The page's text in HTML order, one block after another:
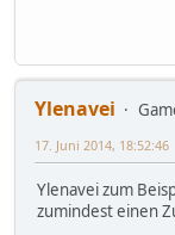
Ylenavei
17. Juni 2014, 18:52:46
Ylenavei zum
zumindest einen